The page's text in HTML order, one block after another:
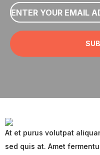
Email
*
At et purus volutpat
sed quis at. Amet